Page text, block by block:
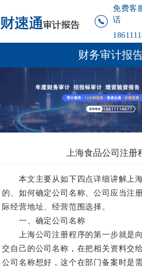
免费客
话
财务审计报
上海食品公司注册
本文主要从如下四点详细讲解上
的、如何确定公司名称、公司应当注
际经营地址、经营范围选择。
一、确定公司名称
上海公司注册程序的第一步就是向
交自己的公司名称，在把相关资料交
公司名称想好，这个在部门备案时是